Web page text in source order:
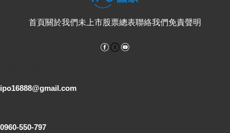
首頁關於我們未上市股票總表聯絡我們免責聲明
Facebook
ipo16888@gmail.com
0960-550-797